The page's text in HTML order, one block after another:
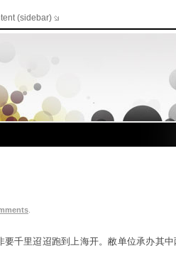
(sidebar)
千里迢迢跑到上海开。敝单位承办其